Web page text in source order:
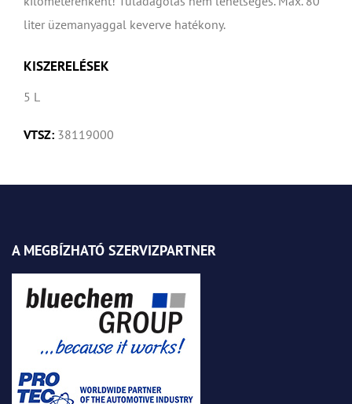
liter üzemanyaggal keverve hatékony.
KISZERELÉSEK
5 L
VTSZ: 38119000
A MEGBÍZHATÓ SZERVIZPARTNER